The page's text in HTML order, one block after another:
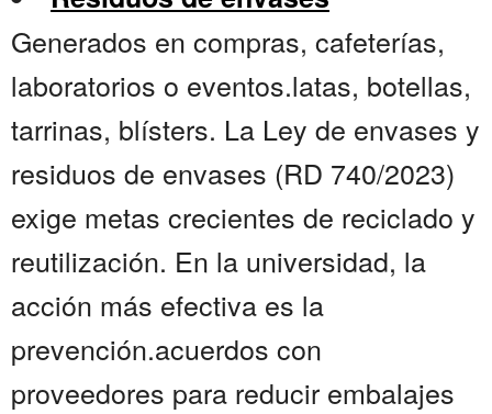
Generados en compras, cafeterías,
laboratorios o eventos.latas, botellas,
tarrinas, blísters. La Ley de envases y
residuos de envases (RD 740/2023)
exige metas crecientes de reciclado y
reutilización. En la universidad, la
acción más efectiva es la
prevención.acuerdos con
proveedores para reducir embalajes